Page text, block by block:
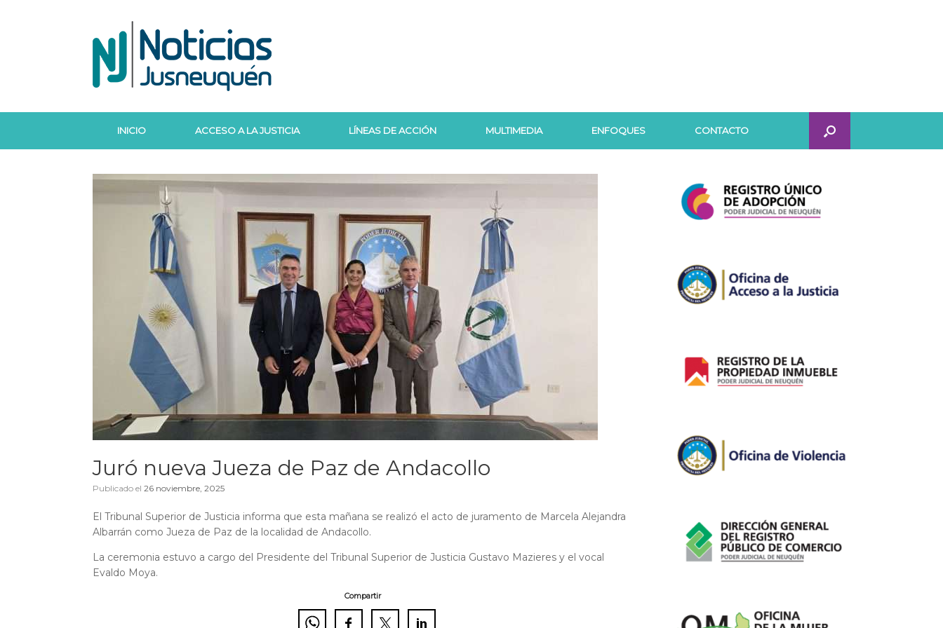
INICIO ACCESO A LA JUSTICIA LÍNEAS DE ACCIÓN MULTIMEDIA ENFOQUES CONTACTO
Juró nueva Jueza de Paz de Andacollo
Publicado el 26 noviembre, 2025
El Tribunal Superior de Justicia informa que esta mañana se realizó el acto de juramento de Marcela Alejandra
Albarrán como Jueza de Paz de la localidad de Andacollo.
La ceremonia estuvo a cargo del Presidente del Tribunal Superior de Justicia Gustavo Mazieres y el vocal
Evaldo Moya.
Compartir